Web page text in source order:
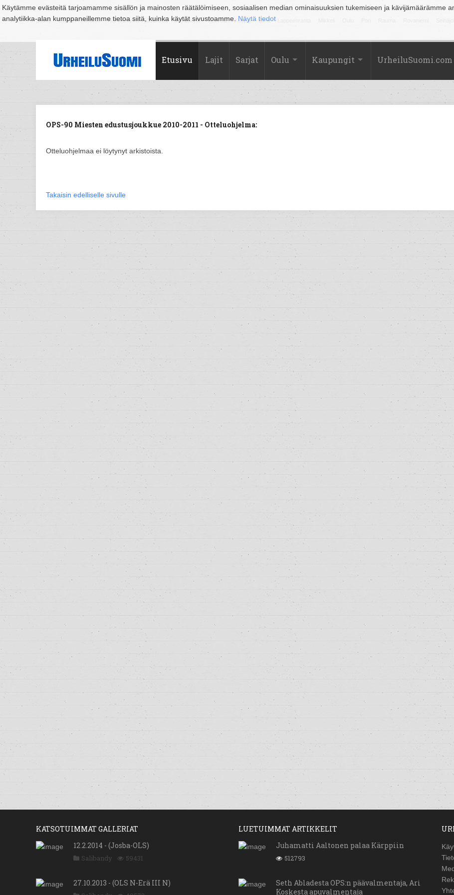
Käytämme evästeitä tarjoamamme sisällön ja mainosten räätälöimiseen, sosiaalisen median ominaisuuksien tukemiseen ja kävijämäärämme
analytiikka-alan kumppaneillemme tietoa siitä, kuinka käytät sivustoamme. Näytä tiedot
Suomi Espoo Helsinki Hämeenlinna Joensuu Jyväskylä Kouvola Kuopio Lahti
Etusivu Lajit Sarjat Oulu Kaupungit UrheiluSuomi.com
OPS-90 Miesten edustusjoukkue 2010-2011 - Otteluohjelma:
Otteluohjelmaa ei löytynyt arkistoista.
Takaisin edelliselle sivulle
KATSOTUIMMAT GALLERIAT
12.2.2014 - (Josba-OLS)
Salibandy 59431
27.10.2013 - (OLS N-Erä III N)
LUETUIMMAT ARTIKKELIT
Juhamatti Aaltonen palaa Kärppiin
512793
Seth Abladesta OPS:n päävalmentaja, Ari
Koskesta apuvalmentaja